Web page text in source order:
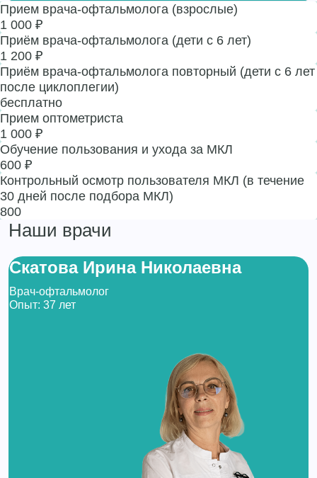
Прием врача-офтальмолога (взрослые)
1 000 ₽
Приём врача-офтальмолога (дети с 6 лет)
1 200 ₽
Приём врача-офтальмолога повторный (дети с 6 лет
после циклоплегии)
бесплатно
Прием оптометриста
1 000 ₽
Обучение пользования и ухода за МКЛ
600 ₽
Контрольный осмотр пользователя МКЛ (в течение
30 дней после подбора МКЛ)
800
Наши врачи
Скатова Ирина Николаевна
Врач-офтальмолог
Опыт: 37 лет